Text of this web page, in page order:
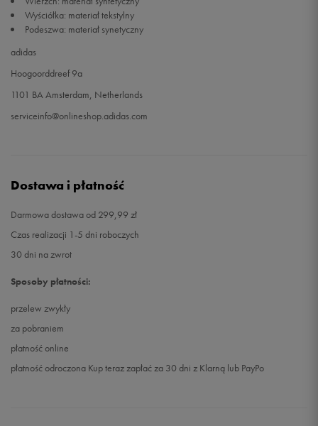
Wyściółka: materiał tekstylny
Podeszwa: materiał synetyczny
adidas
Hoogoorddreef 9a
1101 BA Amsterdam, Netherlands
serviceinfo@onlineshop.adidas.com
Dostawa i płatność
Darmowa dostawa od 299,99 zł
Czas realizacji 1-5 dni roboczych
30 dni na zwrot
Sposoby płatności:
przelew zwykły
za pobraniem
płatność online
płatność odroczona Kup teraz zapłać za 30 dni z Klarną lub PayPo